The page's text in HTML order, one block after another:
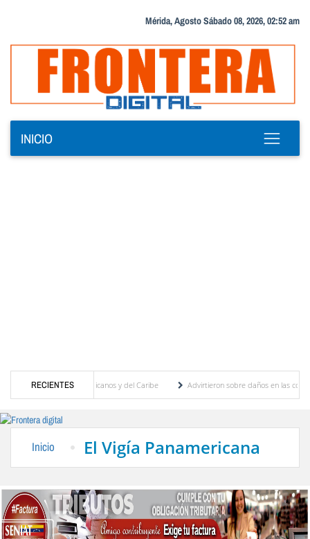
Mérida, Agosto Sábado 08, 2026, 02:52 am
INICIO
RECIENTES
Juegos Centroamericanos y del Caribe
Advirtieron sobre daños en las cosechas
Inicio El Vigía Panamericana